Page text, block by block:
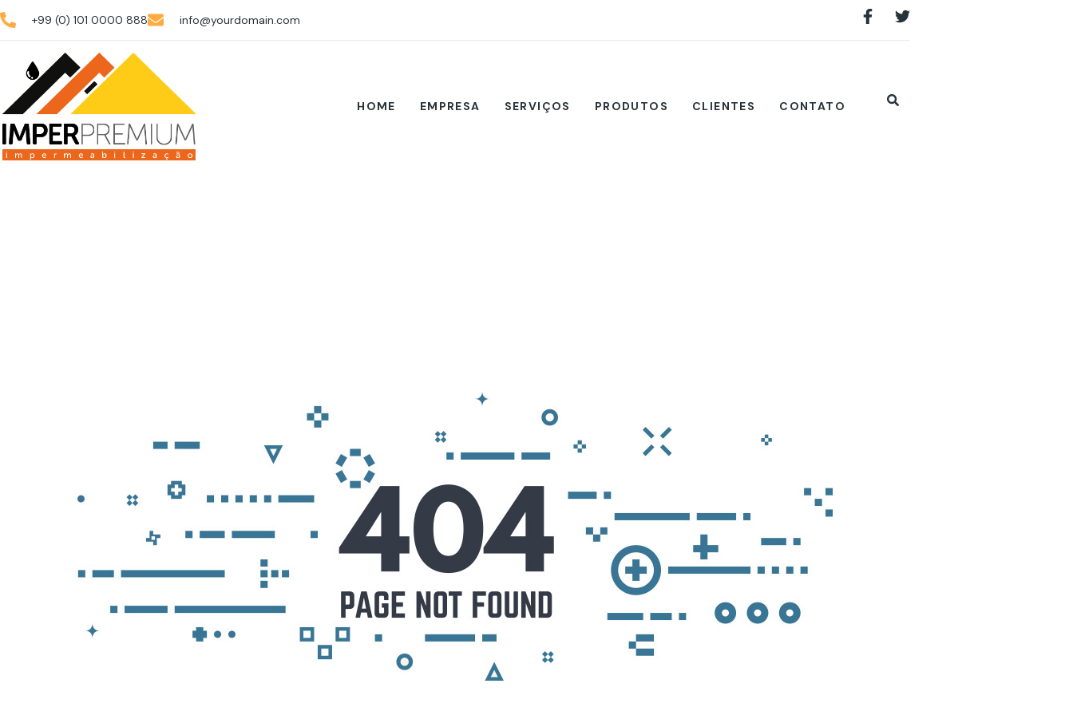
+99 (0) 101 0000 888 info@yourdomain.com
HOME EMPRESA SERVIÇOS PRODUTOS CLIENTES CONTATO